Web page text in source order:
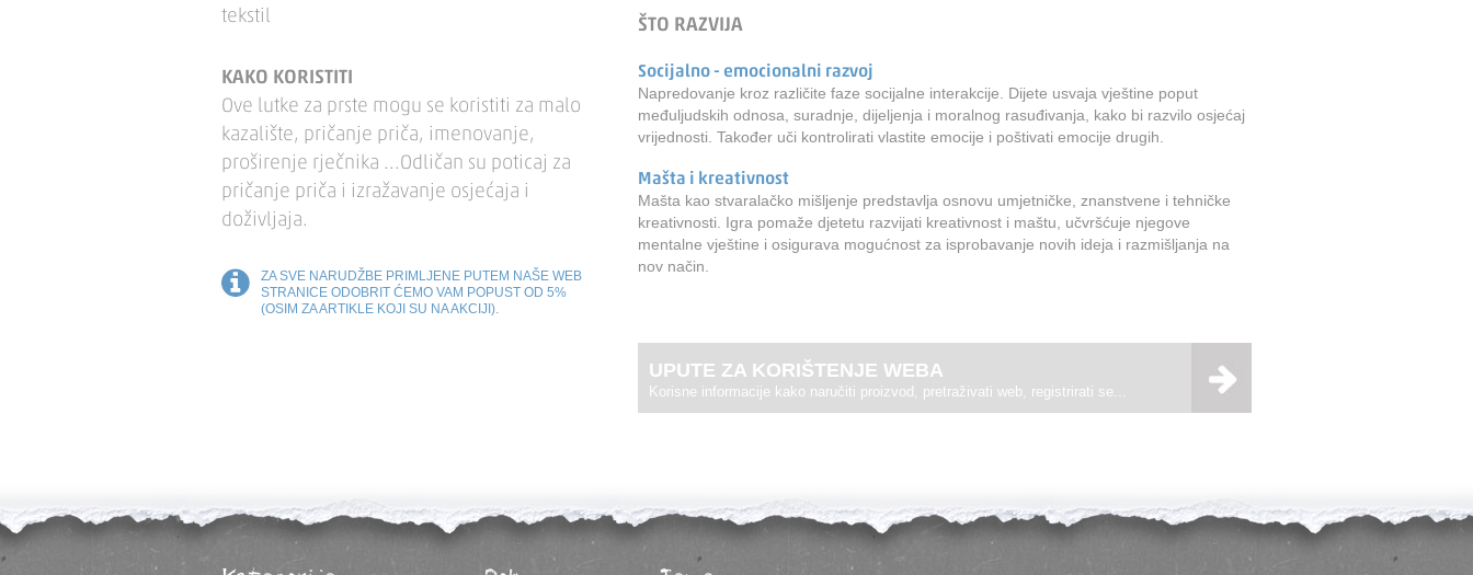
tekstil
KAKO KORISTITI
Ove lutke za prste mogu se koristiti za malo
kazalište, pričanje priča, imenovanje,
proširenje rječnika ...Odličan su poticaj za
pričanje priča i izražavanje osjećaja i
doživljaja.
ZA SVE NARUDŽBE PRIMLJENE PUTEM NAŠE WEB
STRANICE ODOBRIT ĆEMO VAM POPUST OD 5%
(OSIM ZA ARTIKLE KOJI SU NA AKCIJI).
ŠTO RAZVIJA
Socijalno - emocionalni razvoj
Napredovanje kroz različite faze socijalne interakcije. Dijete usvaja vještine poput
međuljudskih odnosa, suradnje, dijeljenja i moralnog rasuđivanja, kako bi razvilo osjećaj
vrijednosti. Također uči kontrolirati vlastite emocije i poštivati emocije drugih.
Mašta i kreativnost
Mašta kao stvaralačko mišljenje predstavlja osnovu umjetničke, znanstvene i tehničke
kreativnosti. Igra pomaže djetetu razvijati kreativnost i maštu, učvršćuje njegove
mentalne vještine i osigurava mogućnost za isprobavanje novih ideja i razmišljanja na
nov način.
UPUTE ZA KORIŠTENJE WEBA
Korisne informacije kako naručiti proizvod, pretraživati web, registrirati se...